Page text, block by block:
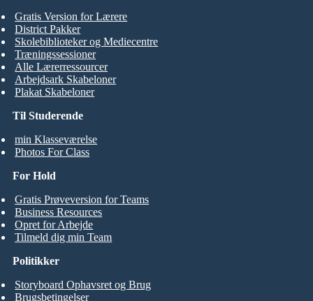
Til Studerende
min Klasseværelse
Photos For Class
Gratis Version for Lærere
District Pakker
Skolebiblioteker og Mediecentre
Træningssessioner
Alle Lærerressourcer
Arbejdsark Skabeloner
Plakat Skabeloner
For Hold
Gratis Prøveversion for Teams
Business Resources
Opret for Arbejde
Tilmeld dig min Team
Politikker
Storyboard Ophavsret og Brug
Brugsbetingelser